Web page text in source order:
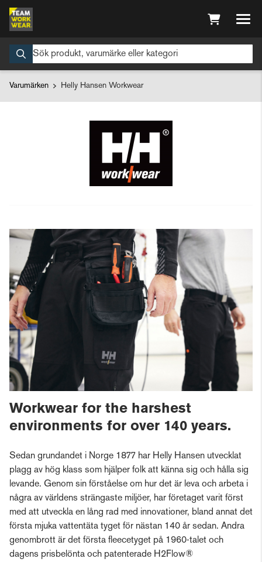
Varumärken Helly Hansen Workwear
Workwear for the harshest
environments for over 140 years.
Sedan grundandet i Norge 1877 har Helly Hansen utvecklat
plagg av hög klass som hjälper folk att känna sig och hålla sig
levande. Genom sin förståelse om hur det är leva och arbeta i
några av världens strängaste miljöer, har företaget varit först
med att utveckla en lång rad med innovationer, bland annat det
första mjuka vattentäta tyget för nästan 140 år sedan. Andra
genombrott är det första fleecetyget på 1960-talet och
dagens prisbelönta och patenterade H2Flow®